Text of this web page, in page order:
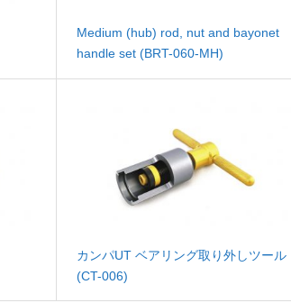
Medium (hub) rod, nut and bayonet
handle set (BRT-060-MH)
カンパUT ベアリング取り外しツール
(CT-006)